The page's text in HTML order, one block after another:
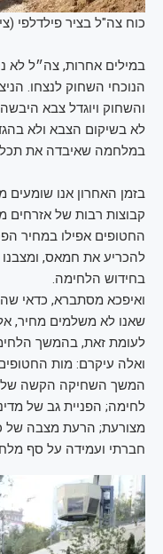
כוח צה"ל בציר פילדלפי
במילים אחרות, צה״ל לא
הנוכחי השחוק לנצחו.
והשחוק ויוגדל צבא
לא בשיקום הצבא ולא
במלחמה שאיבדה את
בזמן האחרון אנו שומעים
קבוצות רבות של אזרחים
החטופים אפילו במחיר
להכריע את חמאס, ומצבנו
בחידוש הלחימה.
ואיפכא מסתברא, כדאי
שאנו לא משלמים מחיר,
לעומת זאת, בהמשך
ואלה עיקרם: מות
המשך השחיקה הקשה של
לחימה; הפניית גב של
מצורעת; הרעת מצבה של
חברתי ועמידה על סף